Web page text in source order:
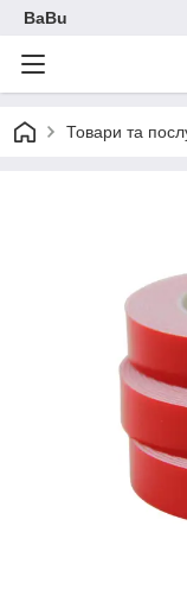
BaBu
Товари та